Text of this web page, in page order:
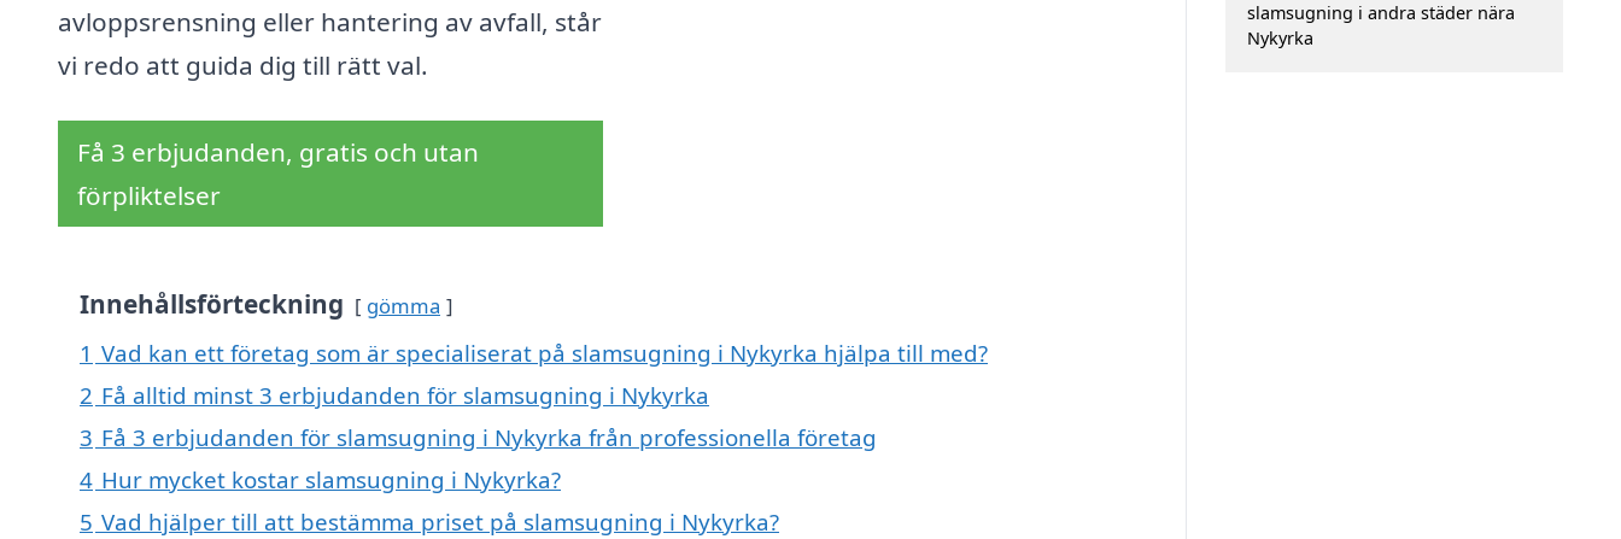
avloppsrensning eller hantering av avfall, står
vi redo att guida dig till rätt val.
Få 3 erbjudanden, gratis och utan
förpliktelser
Innehållsförteckning gömma
1 Vad kan ett företag som är specialiserat på slamsugning i Nykyrka hjälpa till med?
2 Få alltid minst 3 erbjudanden för slamsugning i Nykyrka
3 Få 3 erbjudanden för slamsugning i Nykyrka från professionella företag
4 Hur mycket kostar slamsugning i Nykyrka?
5 Vad hjälper till att bestämma priset på slamsugning i Nykyrka?
slamsugning i andra städer nära
Nykyrka